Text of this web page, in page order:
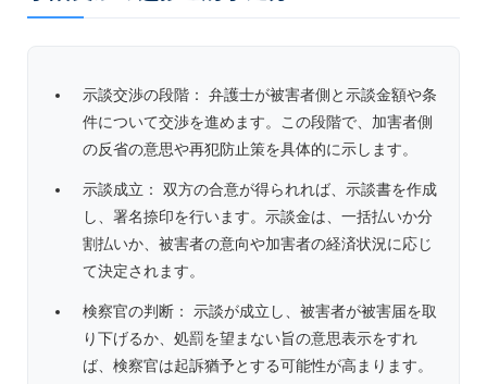
示談交渉の段階： 弁護士が被害者側と示談金額や条
件について交渉を進めます。この段階で、加害者側
の反省の意思や再犯防止策を具体的に示します。
示談成立： 双方の合意が得られれば、示談書を作成
し、署名捺印を行います。示談金は、一括払いか分
割払いか、被害者の意向や加害者の経済状況に応じ
て決定されます。
検察官の判断： 示談が成立し、被害者が被害届を取
り下げるか、処罰を望まない旨の意思表示をすれ
ば、検察官は起訴猶予とする可能性が高まります。